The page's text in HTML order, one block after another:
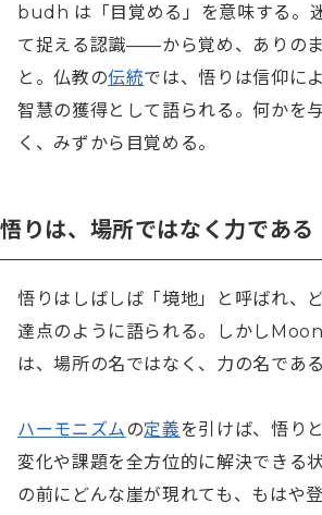
budh は「目覚める」を意味する。
て捉える認識——から覚め、ありの
と。仏教の伝統では、悟りは信仰に
智慧の獲得として語られる。何かを
く、みずから目覚める。
悟りは、場所ではなく力である
悟りはしばしば「境地」と呼ばれ、
達点のように語られる。しかし
は、場所の名ではなく、力の名である
ハーモニズムの定義を引けば、悟り
変化や課題を全方位的に解決でき
の前にどんな崖が現れても、もはや